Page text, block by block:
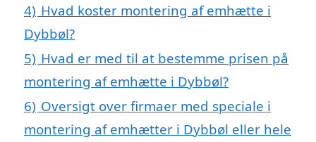
4) Hvad koster montering af emhætte i
Dybbøl?
5) Hvad er med til at bestemme prisen på
montering af emhætte i Dybbøl?
6) Oversigt over firmaer med speciale i
montering af emhætter i Dybbøl eller hele